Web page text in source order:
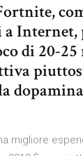
Internet,
di 20-
migliore